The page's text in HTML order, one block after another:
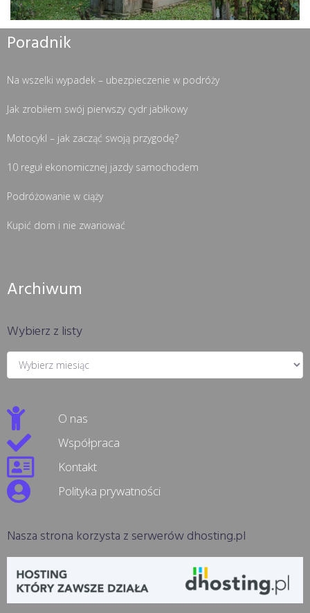
Poradnik
Na wszelki wypadek – ubezpieczenie w podróży
Jak zrobiłem swój pierwszy cydr jabłkowy
Motocykl – jak zacząć swoją przygodę?
10 reguł ekonomicznej jazdy samochodem
Podróżowanie w ciąży
Kupić dom i nie zwariować
Archiwum
Wybierz z listy
O nas
Współpraca
Kontakt
Polityka prywatności
Nasza strona korzysta z serwerów dhosting.pl